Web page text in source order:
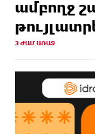
20 ԺԱՄ
տեղի
ԱԱԾ-ն
ամբողջ
3 ԺԱՄ ԱՌԱՋ